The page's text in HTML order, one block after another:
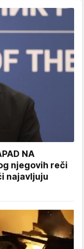
NA
njegovih reči
najavljuju